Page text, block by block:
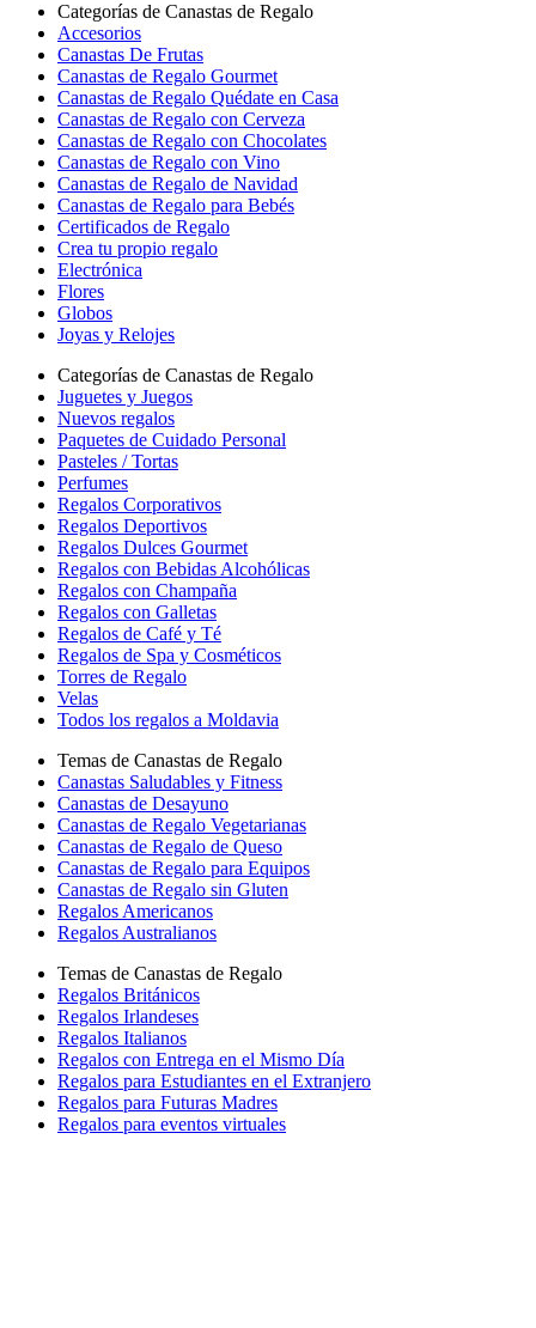
Categorías de Canastas de Regalo
Accesorios
Canastas De Frutas
Canastas de Regalo Gourmet
Canastas de Regalo Quédate en Casa
Canastas de Regalo con Cerveza
Canastas de Regalo con Chocolates
Canastas de Regalo con Vino
Canastas de Regalo de Navidad
Canastas de Regalo para Bebés
Certificados de Regalo
Crea tu propio regalo
Electrónica
Flores
Globos
Joyas y Relojes
Categorías de Canastas de Regalo
Juguetes y Juegos
Nuevos regalos
Paquetes de Cuidado Personal
Pasteles / Tortas
Perfumes
Regalos Corporativos
Regalos Deportivos
Regalos Dulces Gourmet
Regalos con Bebidas Alcohólicas
Regalos con Champaña
Regalos con Galletas
Regalos de Café y Té
Regalos de Spa y Cosméticos
Torres de Regalo
Velas
Todos los regalos a Moldavia
Temas de Canastas de Regalo
Canastas Saludables y Fitness
Canastas de Desayuno
Canastas de Regalo Vegetarianas
Canastas de Regalo de Queso
Canastas de Regalo para Equipos
Canastas de Regalo sin Gluten
Regalos Americanos
Regalos Australianos
Temas de Canastas de Regalo
Regalos Británicos
Regalos Irlandeses
Regalos Italianos
Regalos con Entrega en el Mismo Día
Regalos para Estudiantes en el Extranjero
Regalos para Futuras Madres
Regalos para eventos virtuales